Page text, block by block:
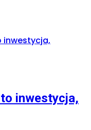
inwestycja,